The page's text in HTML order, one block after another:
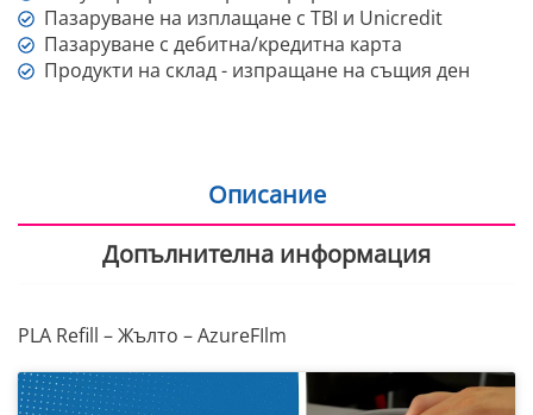
Пазаруване на изплащане с TBI и Unicredit
Пазаруване с дебитна/кредитна карта
Продукти на склад - изпращане на същия ден
Описание
Допълнителна информация
PLA Refill – Жълто – AzureFIlm